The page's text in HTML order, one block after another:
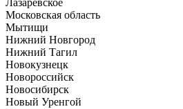
Лазаревское
Московская область
Мытищи
Нижний Новгород
Нижний Тагил
Новокузнецк
Новороссийск
Новосибирск
Новый Уренгой